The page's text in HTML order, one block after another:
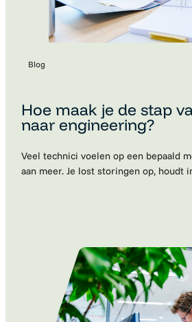
Blog
Hoe maak je de stap
naar engineering?
Veel technici voelen op een bepaald
aan meer. Je lost storingen op, houdt
en kent de techniek door en door.
je dat je steeds vaker meedenkt over
projecten en engineering. Toch blijkt